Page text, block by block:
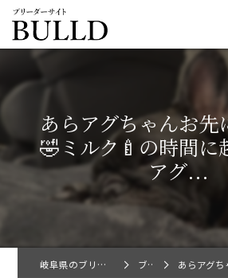
あらアグちゃんお先
🤣ミルク🍼の時間に
アグ...
岐阜県のブリーダーならBULLD ブログ あらアグちゃんお先